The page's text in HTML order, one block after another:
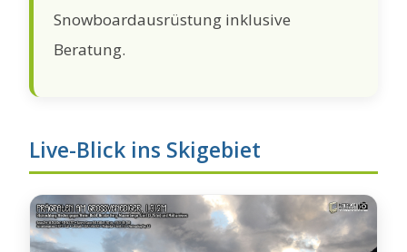
Snowboardausrüstung inklusive
Beratung.
Live-Blick ins Skigebiet